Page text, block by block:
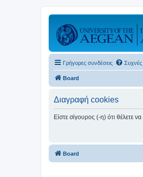
Γρήγορες συνδέσεις Συχνές
Board
Διαγραφή cookies
Είστε σίγουρος (-η) ότι θέλετε
Board